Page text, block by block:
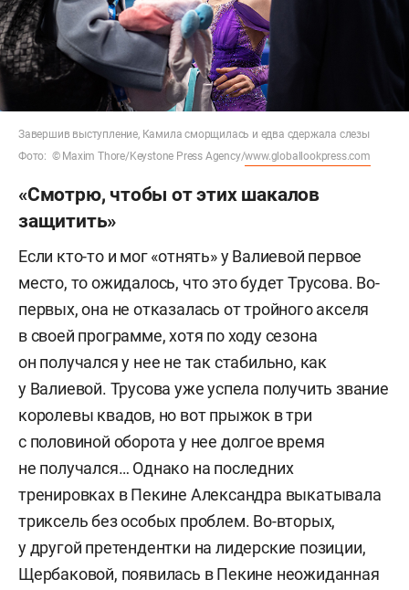
Завершив выступление, Камила сморщилась и едва сдержала слезы
Фото: © Maxim Thore/Keystone Press Agency/www.globallookpress.com
«Смотрю, чтобы от этих шакалов
защитить»
Если кто-то и мог «отнять» у Валиевой первое
место, то ожидалось, что это будет Трусова. Во-
первых, она не отказалась от тройного акселя
в своей программе, хотя по ходу сезона
он получался у нее не так стабильно, как
у Валиевой. Трусова уже успела получить звание
королевы квадов, но вот прыжок в три
с половиной оборота у нее долгое время
не получался… Однако на последних
тренировках в Пекине Александра выкатывала
триксель без особых проблем. Во-вторых,
у другой претендентки на лидерские позиции,
Щербаковой, появилась в Пекине неожиданная